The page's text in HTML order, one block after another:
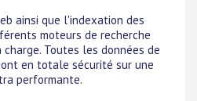
ainsi que l'indexation des
moteurs de recherche
Toutes les données de
en totale sécurité sur une
performante.